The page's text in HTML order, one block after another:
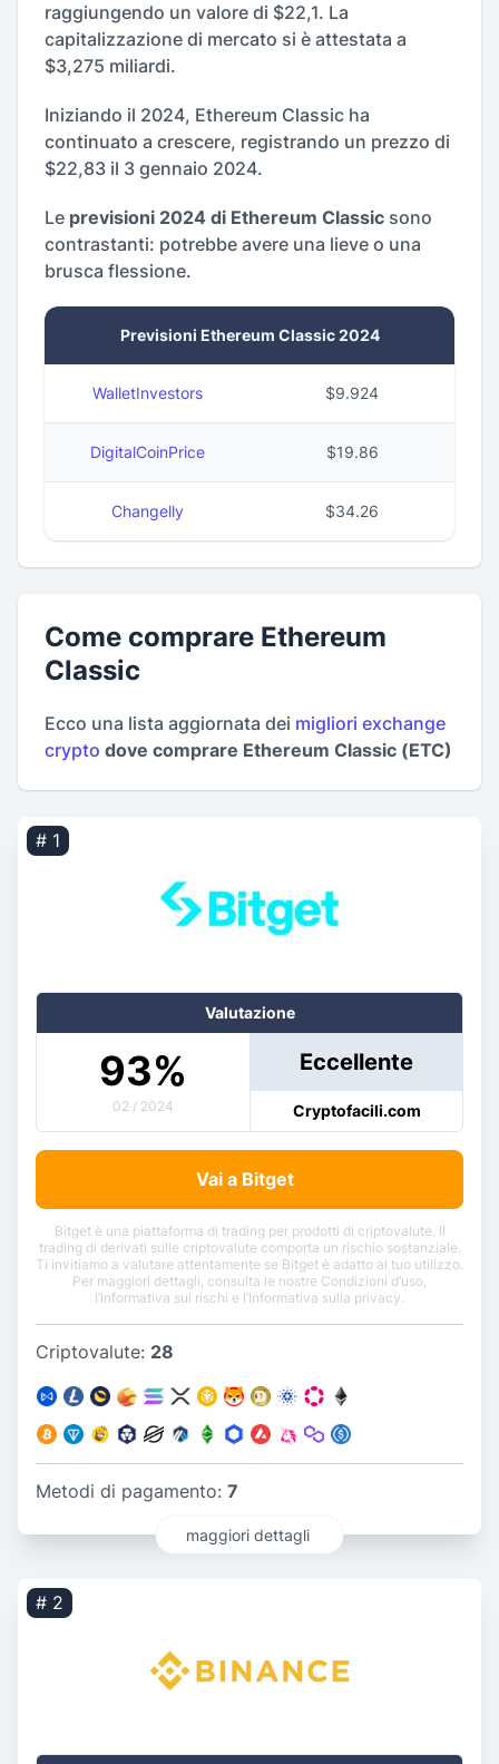
raggiungendo un valore di $22,1. La
capitalizzazione di mercato si è attestata a
$3,275 miliardi.
Iniziando il 2024, Ethereum Classic ha
continuato a crescere, registrando un prezzo di
$22,83 il 3 gennaio 2024.
Le previsioni 2024 di Ethereum Classic sono
contrastanti: potrebbe avere una lieve o una
brusca flessione.
Previsioni Ethereum Classic 2024
WalletInvestors $9.924
DigitalCoinPrice $19.86
Changelly $34.26
Come comprare Ethereum
Classic
Ecco una lista aggiornata dei migliori exchange
crypto dove comprare Ethereum Classic (ETC)
# 1
Valutazione
93%
02 / 2024
Eccellente
Cryptofacili.com
Vai a Bitget
Bitget è una piattaforma di trading per prodotti di criptovalute. Il
trading di derivati sulle criptovalute comporta un rischio sostanziale.
Ti invitiamo a valutare attentamente se Bitget è adatto al tuo utilizzo.
Per maggiori dettagli, consulta le nostre Condizioni d’uso,
l’Informativa sui rischi e l’Informativa sulla privacy.
Criptovalute: 28
Metodi di pagamento: 7
maggiori dettagli
# 2